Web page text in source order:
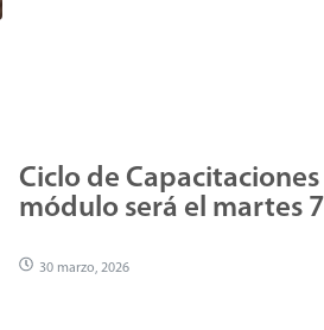
Ciclo de
módulo será el martes
30 marzo, 2026